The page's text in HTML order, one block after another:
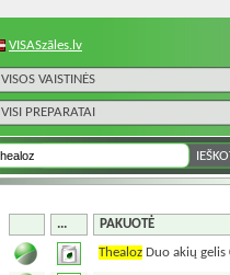
VISASzāles.lv
VISOS VAISTINĖS
VISI PREPARATAI
...
PAKUOTĖ
Thealoz Duo akių gelis